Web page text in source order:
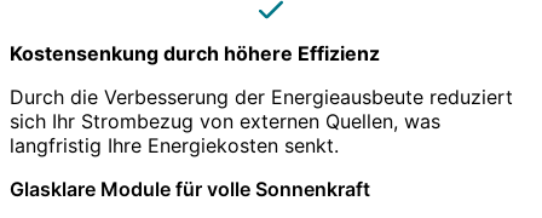
Kostensenkung durch höhere Effizienz
Durch die Verbesserung der Energieausbeute reduziert
sich Ihr Strombezug von externen Quellen, was
langfristig Ihre Energiekosten senkt.
Glasklare Module für volle Sonnenkraft